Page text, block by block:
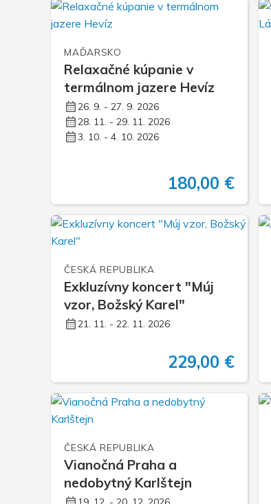
MAĎARSKO
Relaxačné kúpanie v
termálnom jazere Hevíz
26. 9. - 27. 9. 2026
28. 11. - 29. 11. 2026
3. 10. - 4. 10. 2026
180,00 €
ČESKÁ REPUBLIKA
Exkluzívny koncert "Múj
vzor, Božský Karel"
21. 11. - 22. 11. 2026
229,00 €
ČESKÁ REPUBLIKA
Vianočná Praha a
nedobytný Karlštejn